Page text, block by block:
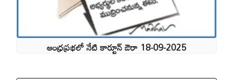
ఆంధ్రప్రభలో నేటి కార్టూన్ ఔరా 18-09-2025